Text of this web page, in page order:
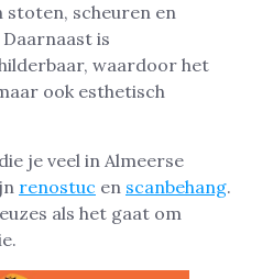
stoten, scheuren en
is
waardoor het
ook esthetisch
je veel in Almeerse
renostuc en scanbehang.
als het gaat om